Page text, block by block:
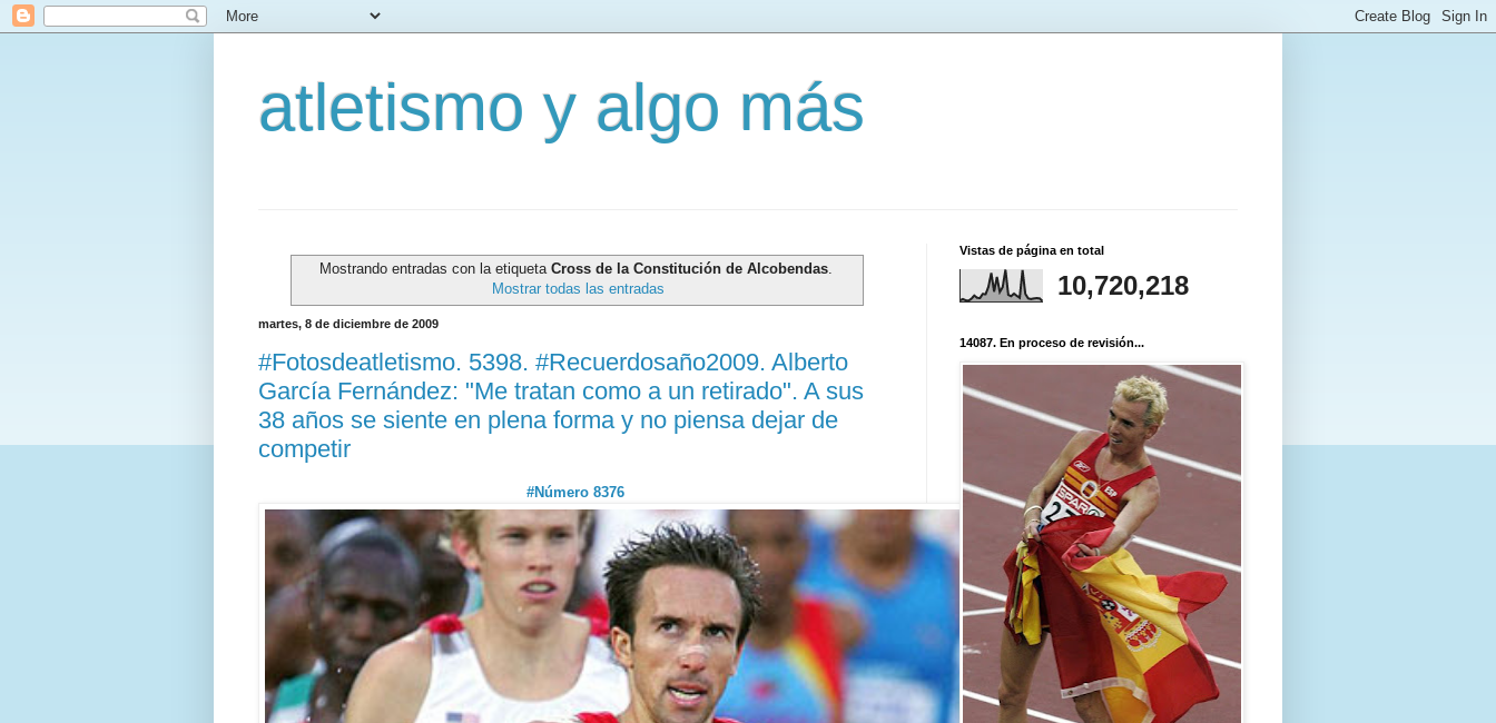
atletismo y algo más
Mostrando entradas con la etiqueta Cross de la Constitución de Alcobendas.
Mostrar todas las entradas
martes, 8 de diciembre de 2009
#Fotosdeatletismo. 5398. #Recuerdosaño2009. Alberto
García Fernández: "Me tratan como a un retirado". A sus
38 años se siente en plena forma y no piensa dejar de
competir
#Número 8376
Vistas de página en total
10,720,218
14087. En proceso de revisión...